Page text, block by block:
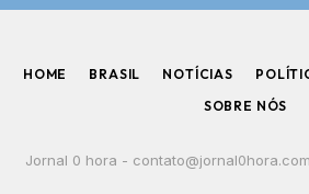
HOME BRASIL NOTÍCIAS
SOBRE NÓS
Jornal 0 hora -